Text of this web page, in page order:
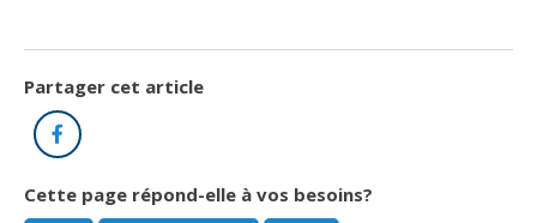
Partager cet article
Facebook
Cette page répond-elle à vos besoins?